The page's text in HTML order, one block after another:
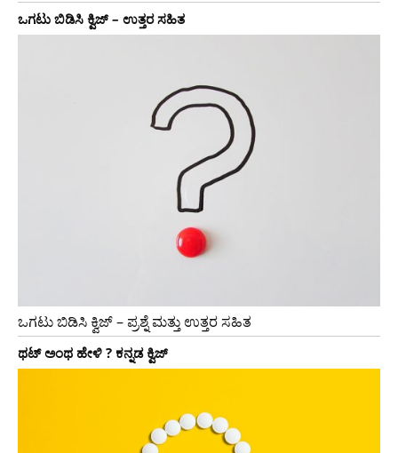
ಒಗಟು ಬಿಡಿಸಿ ಕ್ವಿಜ್ – ಉತ್ತರ ಸಹಿತ
ಒಗಟು ಬಿಡಿಸಿ ಕ್ವಿಜ್ – ಪ್ರಶ್ನೆ ಮತ್ತು ಉತ್ತರ ಸಹಿತ
ಥಟ್ ಅಂಥ ಹೇಳಿ ? ಕನ್ನಡ ಕ್ವಿಜ್